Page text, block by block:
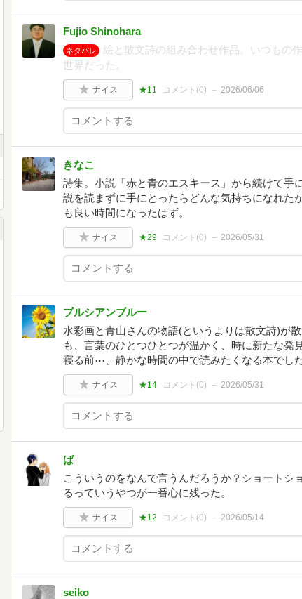
Fujio Shinohara
ネタバレ
絵と散文詩の組み合わせ作品。いつもの
世界だった。
ナイス ★11 コメント(0) 2026/06/06
きなこ
詩集。小説「赤と青のエスキース」から続けて手
説を読まずに手にとったらどんな気持ちになれた
も良い時間になったはず。
ナイス ★29 コメント(0) 2026/05/31
プルシアンブルー
水彩画と青山さんの物語(というよりは散文詩)が
も、言葉のひとつひとつが温かく、時に新たな発
寝る前⋯、静かな時間の中で読みたくなる本でした
ナイス ★14 コメント(0) 2026/05/31
ば
こういうのをなんで言うんだろうか？ショートシ
るっていうやつが一番心に残った。
ナイス ★12 コメント(0) 2026/05/14
seiko